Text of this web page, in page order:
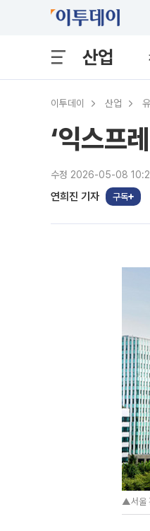
산업
이투데이 산업
‘익스프
수정 2026-05-08
연희진 기자 구독
▲서울